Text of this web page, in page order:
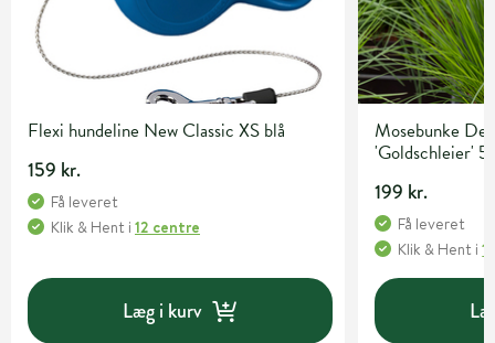
Flexi hundeline New Classic XS blå
159 kr.
Få leveret
Klik & Hent i 12 centre
Læg i kurv
Mosebunke
'Goldschleier'
199 kr.
Få leveret
Klik & Hent i